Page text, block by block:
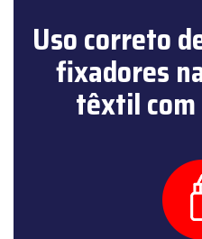
Uso correto
fixadores
têxtil